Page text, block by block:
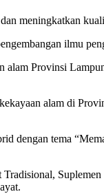
meningkatkan
ilmu
Provinsi
alam di
dengan tema